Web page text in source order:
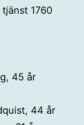
1760
45 år
44 år